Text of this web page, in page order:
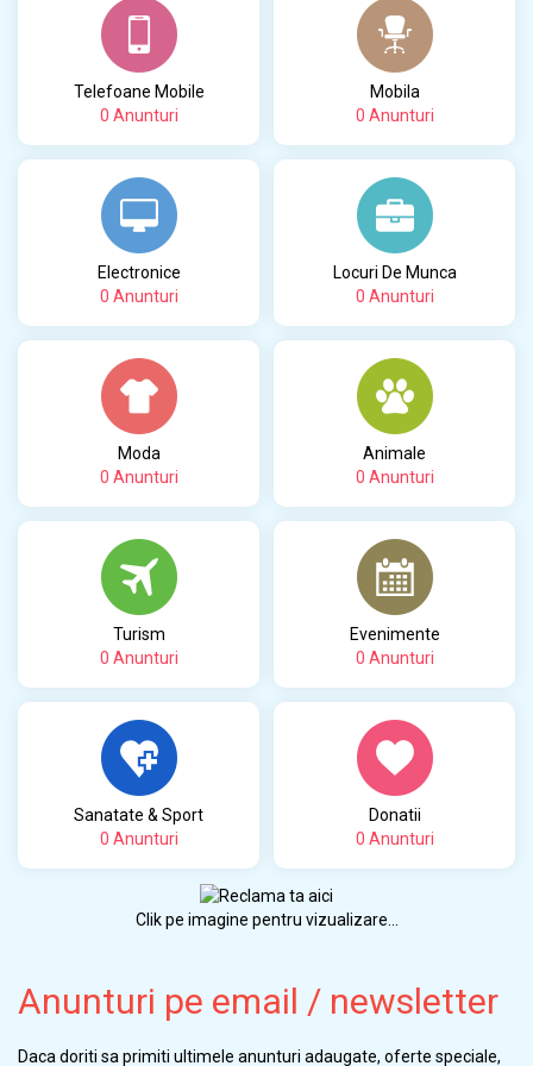
Telefoane Mobile
0 Anunturi
Mobila
0 Anunturi
Electronice
0 Anunturi
Locuri De Munca
0 Anunturi
Moda
0 Anunturi
Animale
0 Anunturi
Turism
0 Anunturi
Evenimente
0 Anunturi
Sanatate & Sport
0 Anunturi
Donatii
0 Anunturi
Clik pe imagine pentru vizualizare...
Anunturi pe email / newsletter
Daca doriti sa primiti ultimele anunturi adaugate, oferte speciale,